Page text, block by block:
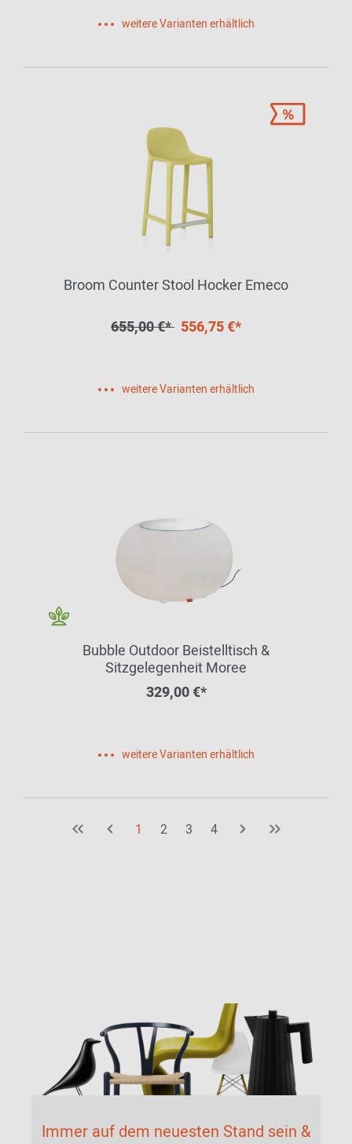
weitere Varianten erhältlich
Broom Counter Stool Hocker Emeco
655,00 €* 556,75 €*
weitere Varianten erhältlich
Bubble Outdoor Beistelltisch &
Sitzgelegenheit Moree
329,00 €*
weitere Varianten erhältlich
1 2 3 4
Immer auf dem neuesten Stand sein &